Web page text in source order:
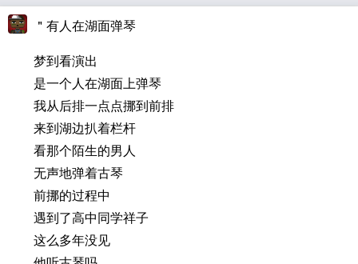
＂有人在湖面弹琴
梦到看演出
是一个人在湖面上弹琴
我从后排一点点挪到前排
来到湖边扒着栏杆
看那个陌生的男人
无声地弹着古琴
前挪的过程中
遇到了高中同学祥子
这么多年没见